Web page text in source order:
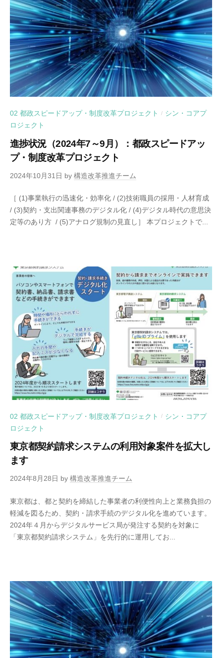
02 都政スピードアップ・制度改革プロジェクト / シン・コアプ
ロジェクト
進捗状況（2024年7～9月）：都政スピードアッ
プ・制度改革プロジェクト
2024年10月31日 by 構造改革推進チーム
［ (1)事業執行の迅速化・効率化 / (2)技術職員の採用・人材育成
/ (3)契約・支出関連事務のデジタル化 / (4)デジタル時代の意思決
定等のあり方 / (5)アナログ規制の見直し］ 本プロジェクトで...
02 都政スピードアップ・制度改革プロジェクト / シン・コアプ
ロジェクト
東京都契約請求システムの利用対象案件を拡大し
ます
2024年8月28日 by 構造改革推進チーム
東京都は、都と契約を締結した事業者の利便性向上と業務負担の
軽減を図るため、契約・請求手続のデジタル化を進めています。
2024年４月からデジタルサービス局が発注する契約を対象に
「東京都契約請求システム」を先行的に運用してお...